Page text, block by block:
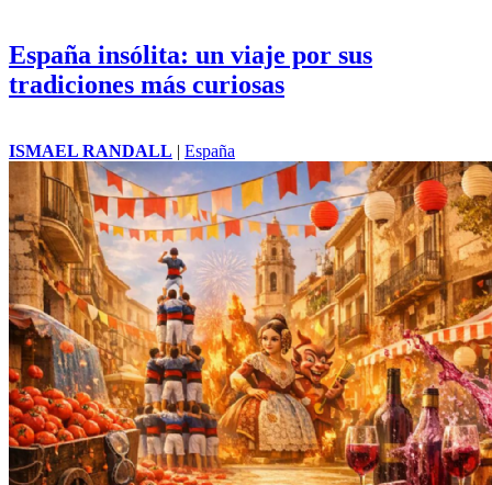
España insólita: un viaje por sus
tradiciones más curiosas
ISMAEL RANDALL | España